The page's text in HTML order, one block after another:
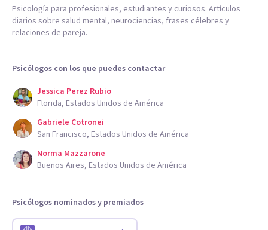
Psicología para profesionales, estudiantes y curiosos. Artículos
diarios sobre salud mental, neurociencias, frases célebres y
relaciones de pareja.
Psicólogos con los que puedes contactar
Jessica Perez Rubio
Florida, Estados Unidos de América
Gabriele Cotronei
San Francisco, Estados Unidos de América
Norma Mazzarone
Buenos Aires, Estados Unidos de América
Psicólogos nominados y premiados